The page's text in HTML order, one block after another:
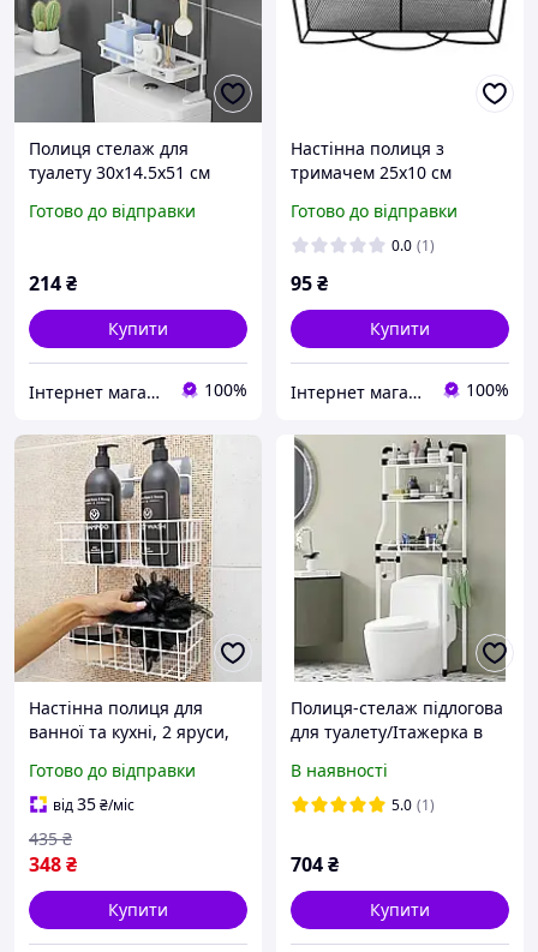
Полиця стелаж для
туалету 30х14.5х51 см
Готово до відправки
214₴
Купити
Інтернет магазин DetoShop 100%
Настінна полиця з
тримачем 25x10 см
Чорний
Готово до відправки
0.0 (1)
95₴
Купити
Інтернет магазин DetoShop 100%
Настінна полиця для
ванної та кухні, 2 яруси,
Готово до відправки
від35₴/міс
348₴
435 ₴
Купити
Полиця-стелаж підлогова
для туалету/Ітажерка в
Stenson 8823
В наявності
5.0 (1)
704₴
Купити